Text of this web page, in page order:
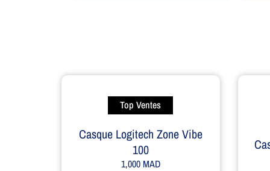
Top Ventes
Casque Logitech Zone Vibe
100
1,000MAD